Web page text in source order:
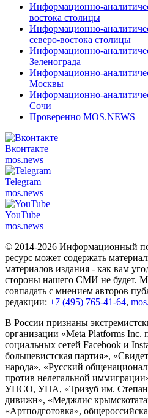
Информационно-
востока столицы
Информационно-
северо-востока столицы
Информационно-
Зеленограда
Информационно-
Москвы
Информационно-
Сочи
Проверенно MOS.NEWS
Вконтакте
mos.news
Telegram
mos.news
YouTube
mos.news
© 2014-2026 Информационный
ресурс может содержать
материалов издания - как вам
стороны нашего СМИ не будет.
совпадать с мнением авторов
редакции: +7 (495) 765-41-64,
В России признаны
организации «Meta Platforms
социальных сетей Facebook и
большевистская партия»,
народа», «Русский
против нелегальной
УНСО, УПА, «Тризуб им.
дивижн», «Меджлис
«Артподготовка»,